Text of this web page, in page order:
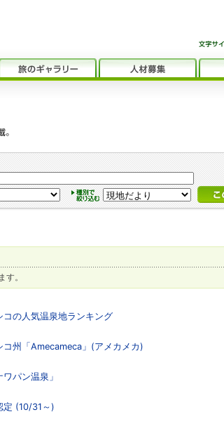
す。
の人気温泉地ランキング
州「Amecameca」(アメカメカ)
パン温泉」
定 (10/31～)